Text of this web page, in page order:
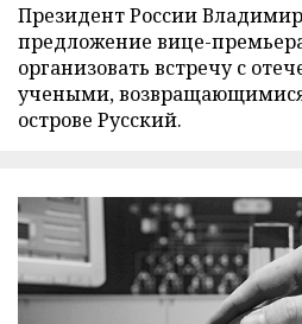
Президент России
предложение вице-
организовать встречу с
учеными,
острове Русский.